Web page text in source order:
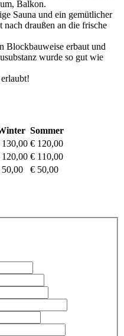
Balkon.
Sauna und ein gemütlicher
draußen an die frische
Blockbauweise erbaut und
wurde so gut wie
Sommer
130,00 € 120,00
120,00 € 110,00
50,00 € 50,00